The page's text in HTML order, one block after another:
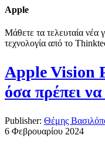
Αpple
Μάθετε τα τελευταία νέα
τεχνολογία από το
Apple Vision
όσα πρέπει
Publisher: Θέμης
6 Φεβρουαρίου 2024